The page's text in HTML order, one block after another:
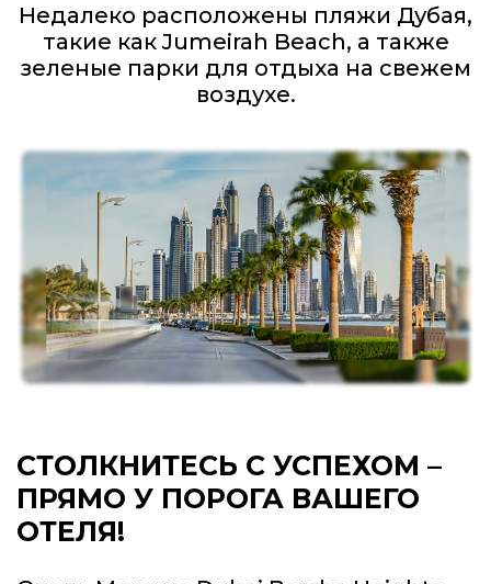
Недалеко расположены пляжи Дубая,
такие как Jumeirah Beach, а также
зеленые парки для отдыха на свежем
воздухе.
СТОЛКНИТЕСЬ С УСПЕХОМ –
ПРЯМО У ПОРОГА ВАШЕГО
ОТЕЛЯ!